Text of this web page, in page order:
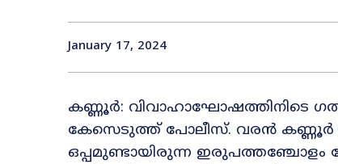
January 17, 2024
കണ്ണൂർ: വിവാഹാഘോഷത്തിനിടെ
കേസെടുത്ത് പോലീസ്. വരൻ കണ്ണൂർ
ഒപ്പമുണ്ടായിരുന്ന